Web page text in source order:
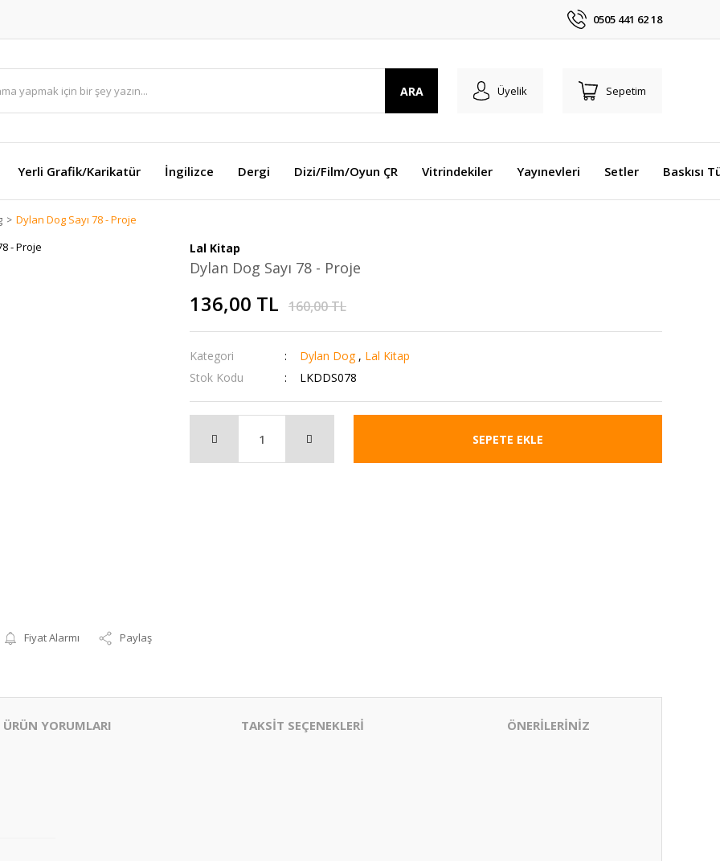
0505 441 62 18
ARA Üyelik Sepetim
Yerli Grafik/Karikatür İngilizce Dergi Dizi/Film/Oyun ÇR Vitrindekiler Yayınevleri Setler Baskısı
Dylan Dog Sayı 78 - Proje
Fiyat Alarmı Paylaş
Lal Kitap
Dylan Dog Sayı 78 - Proje
136,00 TL 160,00 TL
Kategori Dylan Dog , Lal Kitap
Stok Kodu
LKDDS078
SEPETE EKLE
ÜRÜN YORUMLARI TAKSİT SEÇENEKLERİ ÖNERİLERİNİZ